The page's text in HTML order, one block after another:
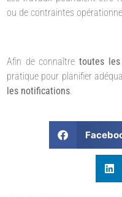
ou de contraintes
Afin de connaîtretoutes
pratique pour planifier
les notifications.